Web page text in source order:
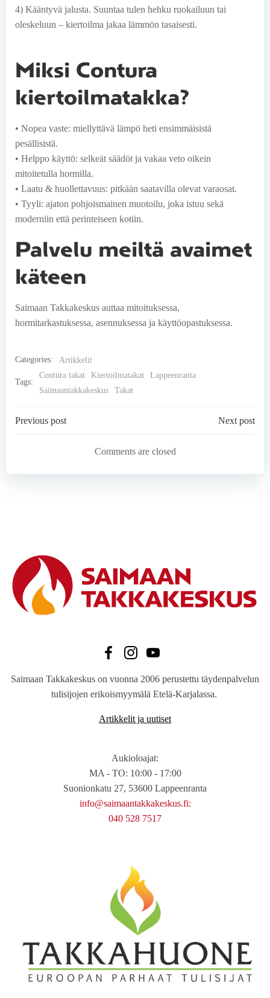
4) Kääntyvä jalusta. Suuntaa tulen hehku ruokailuun tai
oleskeluun – kiertoilma jakaa lämmön tasaisesti.
Miksi Contura
kiertoilmatakka?
• Nopea vaste: miellyttävä lämpö heti ensimmäisistä
pesällisistä.
• Helppo käyttö: selkeät säädöt ja vakaa veto oikein
mitoitetulla hormilla.
• Laatu & huollettavuus: pitkään saatavilla olevat varaosat.
• Tyyli: ajaton pohjoismainen muotoilu, joka istuu sekä
moderniin että perinteiseen kotiin.
Palvelu meiltä avaimet
käteen
Saimaan Takkakeskus auttaa mitoituksessa,
hormitarkastuksessa, asennuksessa ja käyttöopastuksessa.
Categories: Artikkelit
Tags:
Contura takat Kiertoilmatakat
Lappeenranta
Saimaantakkakeskus
Takat
Post
navigation
Previous post
navigation
Next post
Comments are closed
Saimaan Takkakeskus on vuonna 2006 perustettu täydenpalvelun
tulisijojen erikoismyymälä Etelä-Karjalassa.
Artikkelit ja uutiset
Aukioloajat:
MA - TO: 10:00 - 17:00
Suonionkatu 27, 53600 Lappeenranta
info@saimaantakkakeskus.fi:
040 528 7517